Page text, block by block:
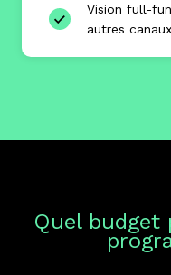
Vision full-
autres
Quel